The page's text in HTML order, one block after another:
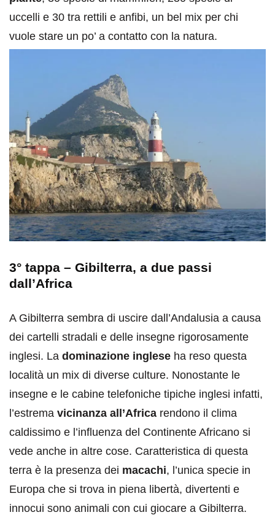
uccelli e 30 tra rettili e anfibi, un bel mix per chi
vuole stare un po’ a contatto con la natura.
3° tappa – Gibilterra, a due passi
dall’Africa
A Gibilterra sembra di uscire dall’Andalusia a causa
dei cartelli stradali e delle insegne rigorosamente
inglesi. La dominazione inglese ha reso questa
località un mix di diverse culture. Nonostante le
insegne e le cabine telefoniche tipiche inglesi infatti,
l’estrema vicinanza all’Africa rendono il clima
caldissimo e l’influenza del Continente Africano si
vede anche in altre cose. Caratteristica di questa
terra è la presenza dei macachi, l’unica specie in
Europa che si trova in piena libertà, divertenti e
innocui sono animali con cui giocare a Gibilterra.